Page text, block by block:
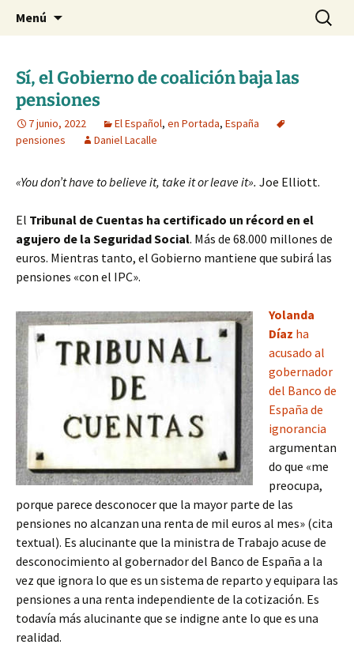
dlacalle.com
Blog de Daniel Lacalle
Menú Buscar:
Sí, el Gobierno de coalición baja las
pensiones
7 junio, 2022 El Español, en Portada, España
pensiones
Daniel Lacalle
«You don’t have to believe it, take it or leave it». Joe Elliott.
El Tribunal de Cuentas ha certificado un récord en el
agujero de la Seguridad Social. Más de 68.000 millones de
euros. Mientras tanto, el Gobierno mantiene que subirá las
pensiones «con el IPC».
Yolanda
Díaz ha
acusado al
gobernador
del Banco de
España de
ignorancia
argumentan
do que «me
preocupa,
porque parece desconocer que la mayor parte de las
pensiones no alcanzan una renta de mil euros al mes» (cita
textual). Es alucinante que la ministra de Trabajo acuse de
desconocimiento al gobernador del Banco de España a la
vez que ignora lo que es un sistema de reparto y equipara las
pensiones a una renta independiente de la cotización. Es
todavía más alucinante que se indigne ante lo que es una
realidad.